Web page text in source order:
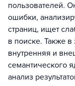
пользователей.
ошибки,
страниц, ищет
в поиске. Также в
внутренняя и
семантического
анализ